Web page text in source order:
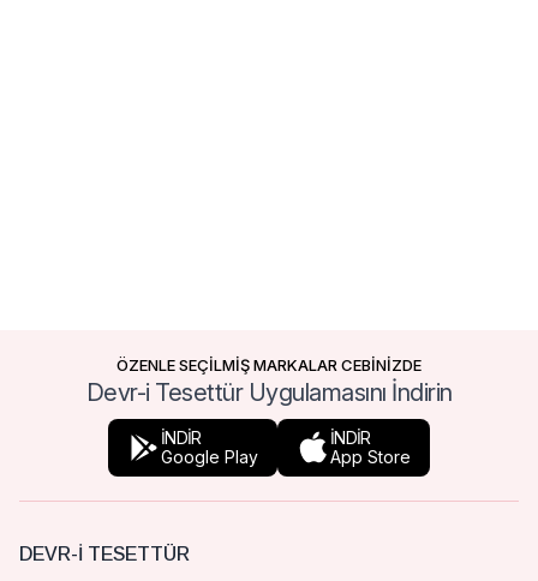
ÖZENLE SEÇİLMİŞ MARKALAR CEBİNİZDE
Devr-i Tesettür Uygulamasını İndirin
İNDİR
Google Play
İNDİR
App Store
DEVR-I TESETTÜR